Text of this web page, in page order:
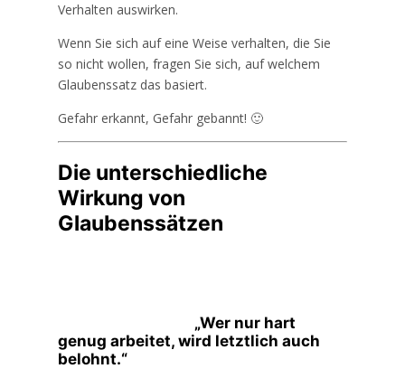
Verhalten auswirken.
Wenn Sie sich auf eine Weise verhalten, die Sie
so nicht wollen, fragen Sie sich, auf welchem
Glaubenssatz das basiert.
Gefahr erkannt, Gefahr gebannt! 🙂
Die unterschiedliche
Wirkung von
Glaubenssätzen
„Wer nur hart
genug arbeitet, wird letztlich auch
belohnt.“